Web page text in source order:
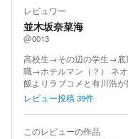
レビュワー
並木坂奈菜海
@0013
高校生→その辺の学生→
職→ホテルマン（？） ネ
飯よりラブコメと有川浩
レビュー投稿39件
このレビューの作品